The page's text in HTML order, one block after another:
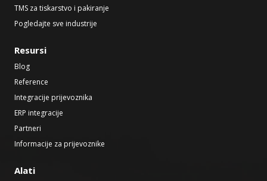
TMS za tiskarstvo i pakiranje
Pogledajte sve industrije
Resursi
Blog
Reference
Integracije prijevoznika
ERP integracije
Partneri
Informacije za prijevoznike
Alati